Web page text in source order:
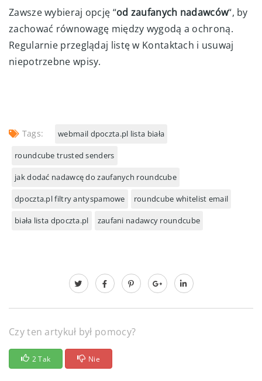
Zawsze wybieraj opcję “od zaufanych nadawców“, by
zachować równowagę między wygodą a ochroną.
Regularnie przeglądaj listę w Kontaktach i usuwaj
niepotrzebne wpisy.
Tags: webmail dpoczta.pl lista biała
roundcube trusted senders
jak dodać nadawcę do zaufanych roundcube
dpoczta.pl filtry antyspamowe roundcube whitelist email
biała lista dpoczta.pl zaufani nadawcy roundcube
Czy ten artykuł był pomocy?
2 Tak Nie